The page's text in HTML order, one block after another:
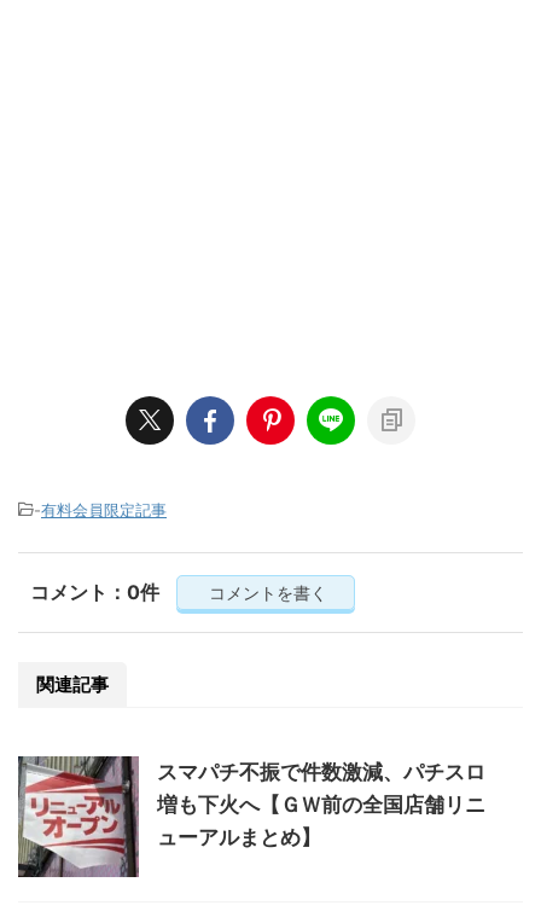
-有料会員限定記事
コメント：0件 コメントを書く
関連記事
スマパチ不振で件数激減、パチスロ
増も下火へ【ＧＷ前の全国店舗リニ
ューアルまとめ】